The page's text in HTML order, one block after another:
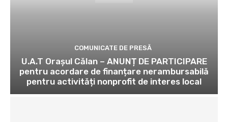
COMUNICATE DE PRESĂ
U.A.T Orașul Călan – ANUNȚ DE PARTICIPARE
pentru acordare de finanțare nerambursabilă
pentru activități nonprofit de interes local